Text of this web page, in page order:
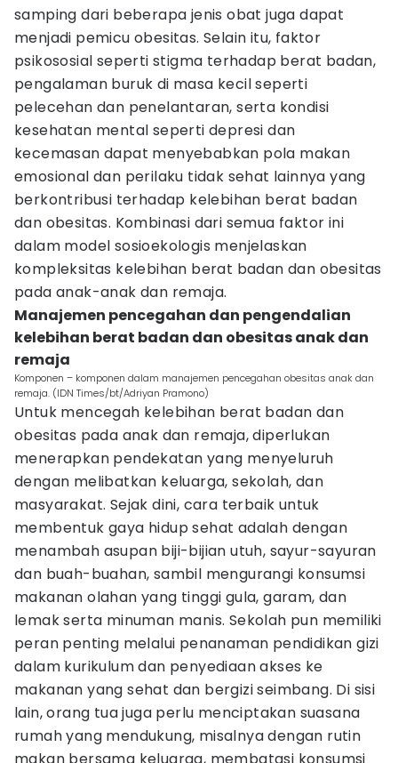
samping dari beberapa jenis obat juga dapat
menjadi pemicu obesitas. Selain itu, faktor
psikososial seperti stigma terhadap berat badan,
pengalaman buruk di masa kecil seperti
pelecehan dan penelantaran, serta kondisi
kesehatan mental seperti depresi dan
kecemasan dapat menyebabkan pola makan
emosional dan perilaku tidak sehat lainnya yang
berkontribusi terhadap kelebihan berat badan
dan obesitas. Kombinasi dari semua faktor ini
dalam model sosioekologis menjelaskan
kompleksitas kelebihan berat badan dan obesitas
pada anak-anak dan remaja.
Manajemen pencegahan dan pengendalian
kelebihan berat badan dan obesitas anak dan
remaja
Komponen – komponen dalam manajemen pencegahan obesitas anak dan
remaja. (IDN Times/bt/Adriyan Pramono)
Untuk mencegah kelebihan berat badan dan
obesitas pada anak dan remaja, diperlukan
menerapkan pendekatan yang menyeluruh
dengan melibatkan keluarga, sekolah, dan
masyarakat. Sejak dini, cara terbaik untuk
membentuk gaya hidup sehat adalah dengan
menambah asupan biji-bijian utuh, sayur-sayuran
dan buah-buahan, sambil mengurangi konsumsi
makanan olahan yang tinggi gula, garam, dan
lemak serta minuman manis. Sekolah pun memiliki
peran penting melalui penanaman pendidikan gizi
dalam kurikulum dan penyediaan akses ke
makanan yang sehat dan bergizi seimbang. Di sisi
lain, orang tua juga perlu menciptakan suasana
rumah yang mendukung, misalnya dengan rutin